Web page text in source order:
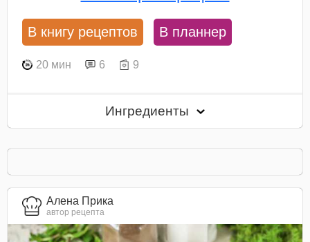
В книгу рецептов В планнер
20 мин 6 9
Ингредиенты
Алена Прика
автор рецепта